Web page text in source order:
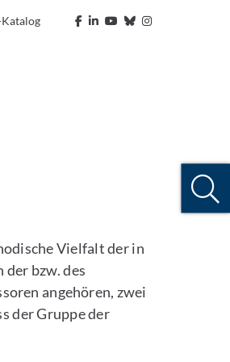
Katalog
Vielfalt der in
bzw. des
angehören, zwei
der Gruppe der